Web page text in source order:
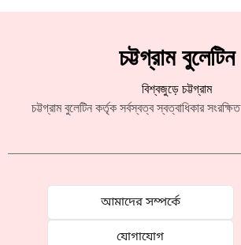
চট্টগ্রাম বুলেটিন
বিশ্বজুড়ে চট্টগ্রাম
চট্টগ্রাম বুলেটিন কর্তৃক সর্বস্বত্ব স্বত্বাধিকার সংরক্ষিত
আমাদের সম্পর্কে
যোগাযোগ